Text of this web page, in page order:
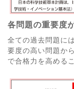
各問題の重要度
全ての過去問題に
要度の高い問題か
で合格力を高める